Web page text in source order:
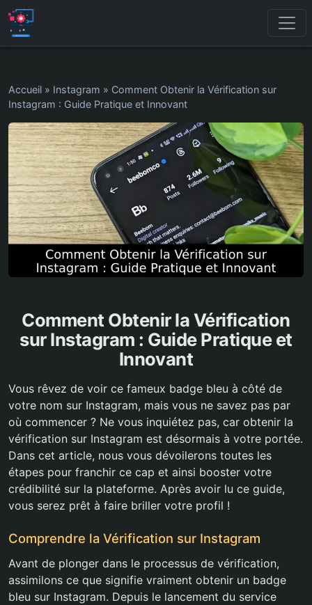
Accueil » Instagram » Comment Obtenir la Vérification sur
Instagram : Guide Pratique et Innovant
Comment Obtenir la Vérification
sur Instagram : Guide Pratique et
Innovant
Vous rêvez de voir ce fameux badge bleu à côté de
votre nom sur Instagram, mais vous ne savez pas par
où commencer ? Ne vous inquiétez pas, car obtenir la
vérification sur Instagram est désormais à votre portée.
Dans cet article, nous vous dévoilerons toutes les
étapes pour franchir ce cap et ainsi booster votre
crédibilité sur la plateforme. Après avoir lu ce guide,
vous serez prêt à faire briller votre profil !
Comprendre la Vérification sur Instagram
Avant de plonger dans le processus de vérification,
assimilons ce que signifie vraiment obtenir un badge
bleu sur Instagram. Depuis le lancement du service